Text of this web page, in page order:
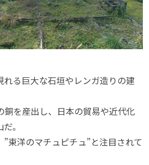
れる巨大な石垣やレンガ造りの建
銅を産出し、日本の貿易や近代化
。
東洋のマチュピチュ”と注目されて